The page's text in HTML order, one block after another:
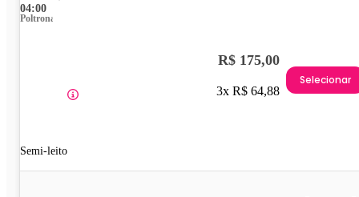
04:00
Poltrona
Semi-leito
R$ 175,00
3x R$ 64,88
Selecionar